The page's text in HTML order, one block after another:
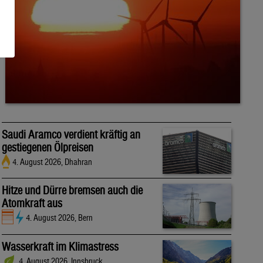
Saudi Aramco verdient kräftig an
gestiegenen Ölpreisen
4. August 2026, Dhahran
Hitze und Dürre bremsen auch die
Atomkraft aus
4. August 2026, Bern
Wasserkraft im Klimastress